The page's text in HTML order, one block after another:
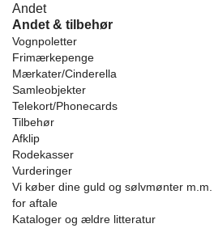
Andet
Andet & tilbehør
Vognpoletter
Frimærkepenge
Mærkater/Cinderella
Samleobjekter
Telekort/Phonecards
Tilbehør
Afklip
Rodekasser
Vurderinger
Vi køber dine guld og sølvmønter
for aftale
Kataloger og ældre litteratur